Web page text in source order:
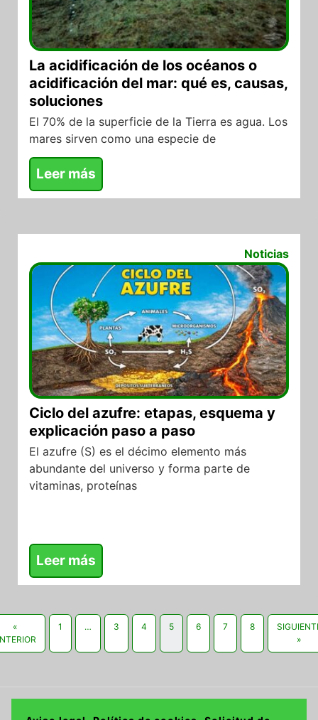
La acidificación de los océanos o
acidificación del mar: qué es, causas,
soluciones
El 70% de la superficie de la Tierra es agua. Los
mares sirven como una especie de
Leer más
Noticias
Ciclo del azufre: etapas, esquema y
explicación paso a paso
El azufre (S) es el décimo elemento más
abundante del universo y forma parte de
vitaminas, proteínas
Leer más
«
1 … 3 4 5 6 7 8
»